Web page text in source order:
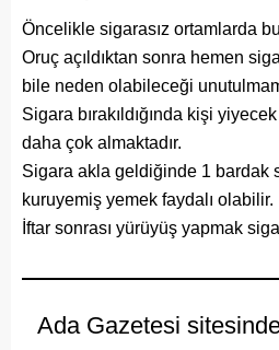
Öncelikle sigarasız ortamlarda
Oruç açıldıktan sonra hemen
bile neden olabileceği
Sigara bırakıldığında kişi
daha çok almaktadır.
Sigara akla geldiğinde 1 bardak
kuruyemiş yemek faydalı olabilir.
İftar sonrası yürüyüş yapmak
Ada Gazetesi